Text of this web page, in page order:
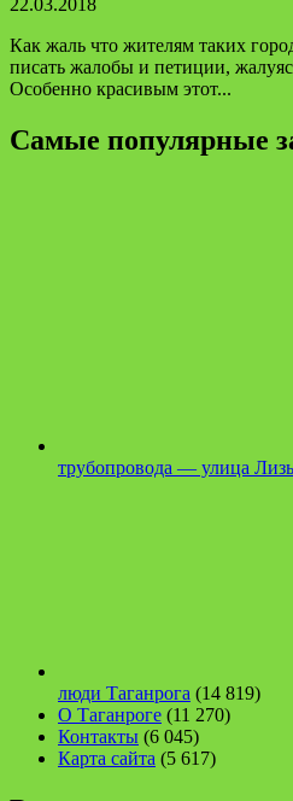
22.03.2018
Как жаль что жителям таких
писать жалобы и петиции,
Особенно красивым этот...
Самые популярные
трубопровода — улица
люди Таганрога (14 819)
О Таганроге (11 270)
Контакты (6 045)
Карта сайта (5 617)